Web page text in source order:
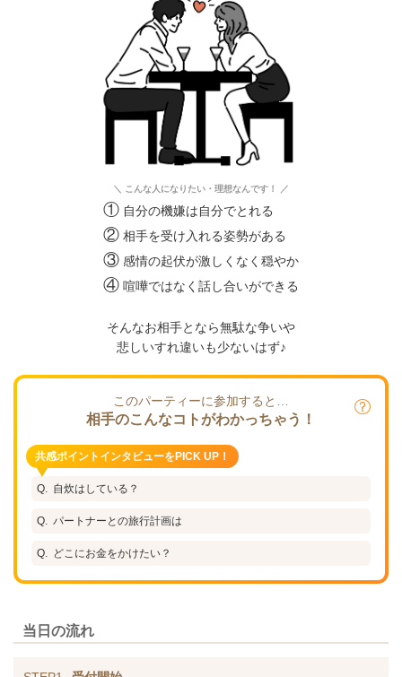
＼ こんな人になりたい・理想なんです！ ／
① 自分の機嫌は自分でとれる
② 相手を受け入れる姿勢がある
③ 感情の起伏が激しくなく穏やか
④ 喧嘩ではなく話し合いができる
そんなお相手となら無駄な争いや
悲しいすれ違いも少ないはず♪
このパーティーに参加すると…
相手のこんなコトがわかっちゃう！
共感ポイントインタビューをPICK UP！
自炊はしている？
パートナーとの旅行計画は
どこにお金をかけたい？
当日の流れ